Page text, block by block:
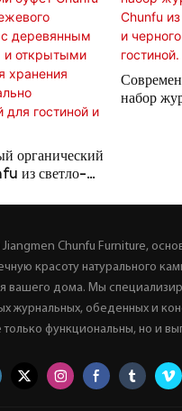
органический
из светло-
идеально
для гостиной и
набор
Chunfu Furniture,
красоту натурального
вашего дома. Мы
журнальных, обеденных и
только функциональны, но и